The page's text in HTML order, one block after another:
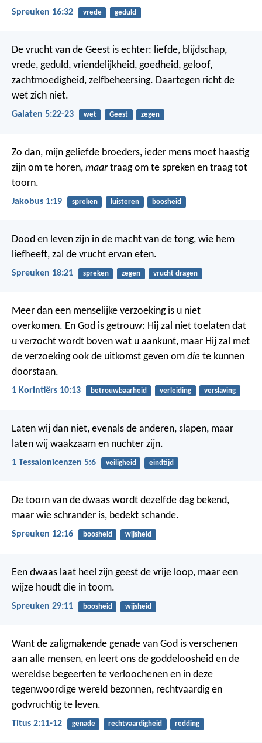
Spreuken 16:32 vrede geduld
De vrucht van de Geest is echter: liefde, blijdschap,
vrede, geduld, vriendelijkheid, goedheid, geloof,
zachtmoedigheid, zelfbeheersing. Daartegen richt de
wet zich niet.
Galaten 5:22-23 wet Geest zegen
Zo dan, mijn geliefde broeders, ieder mens moet haastig
zijn om te horen, maartraag om te spreken en traag tot
toorn.
Jakobus 1:19 spreken luisteren boosheid
Dood en leven zijn in de macht van de tong, wie hem
liefheeft, zal de vrucht ervan eten.
Spreuken 18:21 spreken zegen vrucht dragen
Meer dan een menselijke verzoeking is u niet
overkomen. En God is getrouw: Hij zal niet toelaten dat
u verzocht wordt boven wat u aankunt, maar Hij zal met
de verzoeking ook de uitkomst geven om die te kunnen
doorstaan.
1 Korintiërs 10:13 betrouwbaarheid verleiding verslaving
Laten wij dan niet, evenals de anderen, slapen, maar
laten wij waakzaam en nuchter zijn.
1 Tessalonicenzen 5:6 veiligheid eindtijd
De toorn van de dwaas wordt dezelfde dag bekend,
maar wie schrander is, bedekt schande.
Spreuken 12:16 boosheid wijsheid
Een dwaas laat heel zijn geest de vrije loop, maar een
wijze houdt die in toom.
Spreuken 29:11 boosheid wijsheid
Want de zaligmakende genade van God is verschenen
aan alle mensen, en leert ons de goddeloosheid en de
wereldse begeerten te verloochenen en in deze
tegenwoordige wereld bezonnen, rechtvaardig en
godvruchtig te leven.
Titus 2:11-12 genade rechtvaardigheid redding